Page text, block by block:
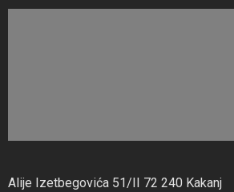
Alije Izetbegovića 51/II 72 240 Kakanj